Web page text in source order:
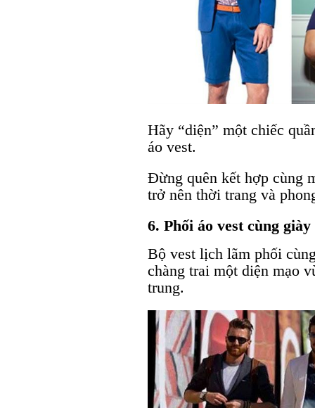
Hãy “diện” một chiếc
áo vest.
Đừng quên kết hợp cùng
trở nên thời trang và
6. Phối áo vest cùng
Bộ vest lịch lãm phối
chàng trai một diện mạo
trung.